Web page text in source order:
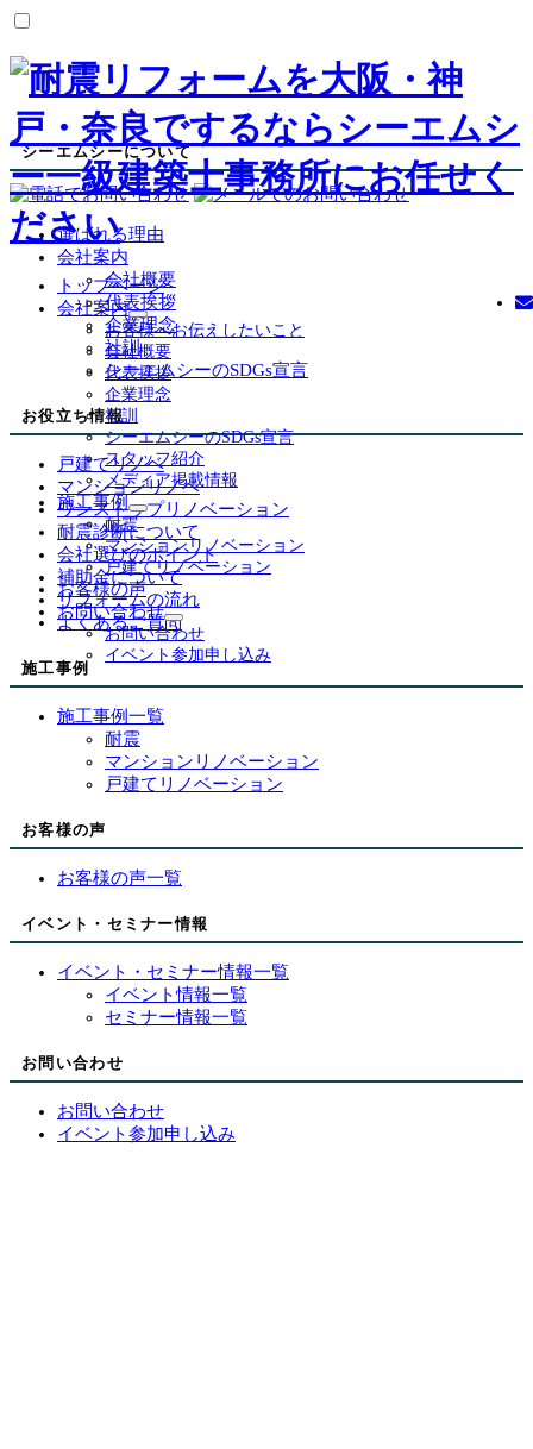
トップページ
会社案内
サ
ブ
メ
ニ
ー
を
展
開
お客様へお伝えしたいこと
会社概要
代表挨拶
企業理念
社訓
シーエムシーのSDGs宣言
スタッフ紹介
メディア掲載情報
施工事例
サ
ブ
メ
ニ
ュ
ー
を
展
開
耐震
マンションリノベーション
戸建てリノベーション
お客様の声
お問い合わせ
サ
ブ
メ
ニ
を
展
開
お問い合わせ
イベント参加申し込み
シーエムシーについて
選ばれる理由
会社案内
会社概要
代表挨拶
企業理念
社訓
シーエムシーのSDGs宣言
お役立ち情報
戸建てリノベ
マンションリノベ
ワンストップリノベーション
耐震診断について
会社選びのポイント
補助金について
リフォームの流れ
よくあるご質問
施工事例
施工事例一覧
耐震
マンションリノベーション
戸建てリノベーション
お客様の声
お客様の声一覧
イベント・セミナー情報
イベント・セミナー情報一覧
イベント情報一覧
セミナー情報一覧
お問い合わせ
お問い合わせ
イベント参加申し込み